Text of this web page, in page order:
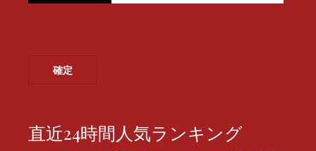
直近24時間人気ランキング